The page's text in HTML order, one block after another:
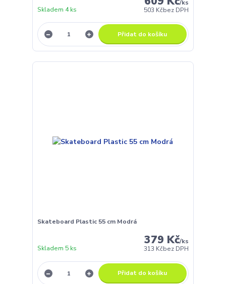
/ks
503 Kčbez DPH
Skladem 4 ks
Přidat do košíku
Skateboard Plastic 55 cm Modrá
379 Kč/ks
313 Kčbez DPH
Skladem 5 ks
Přidat do košíku